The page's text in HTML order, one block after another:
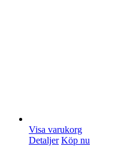
Visa varukorg
Detaljer Köp nu